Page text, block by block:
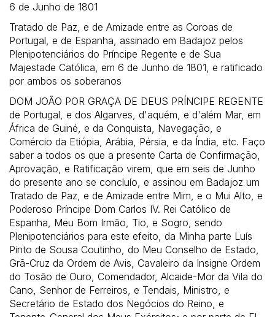
6 de Junho de 1801
Tratado de Paz, e de Amizade entre as Coroas de
Portugal, e de Espanha, assinado em Badajoz pelos
Plenipotenciários do Príncipe Regente e de Sua
Majestade Católica, em 6 de Junho de 1801, e ratificado
por ambos os soberanos
DOM JOÃO POR GRAÇA DE DEUS PRÍNCIPE REGENTE
de Portugal, e dos Algarves, d'aquém, e d'além Mar, em
África de Guiné, e da Conquista, Navegação, e
Comércio da Etiópia, Arábia, Pérsia, e da Índia, etc. Faço
saber a todos os que a presente Carta de Confirmação,
Aprovação, e Ratificação virem, que em seis de Junho
do presente ano se concluío, e assinou em Badajoz um
Tratado de Paz, e de Amizade entre Mim, e o Mui Alto, e
Poderoso Príncipe Dom Carlos IV. Rei Católico de
Espanha, Meu Bom Irmão, Tio, e Sogro, sendo
Plenipotenciários para este efeito, da Minha parte Luís
Pinto de Sousa Coutinho, do Meu Conselho de Estado,
Grã-Cruz da Ordem de Avis, Cavaleiro da Insigne Ordem
do Tosão de Ouro, Comendador, Alcaide-Mor da Vila do
Cano, Senhor de Ferreiros, e Tendais, Ministro, e
Secretário de Estado dos Negócios do Reino, e